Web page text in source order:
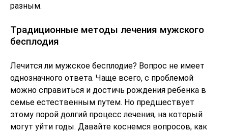
разным.
Традиционные методы лечения мужского
бесплодия
Лечится ли мужское бесплодие? Вопрос не имеет
однозначного ответа. Чаще всего, с проблемой
можно справиться и достичь рождения ребенка в
семье естественным путем. Но предшествует
этому порой долгий процесс лечения, на который
могут уйти годы. Давайте коснемся вопросов, как